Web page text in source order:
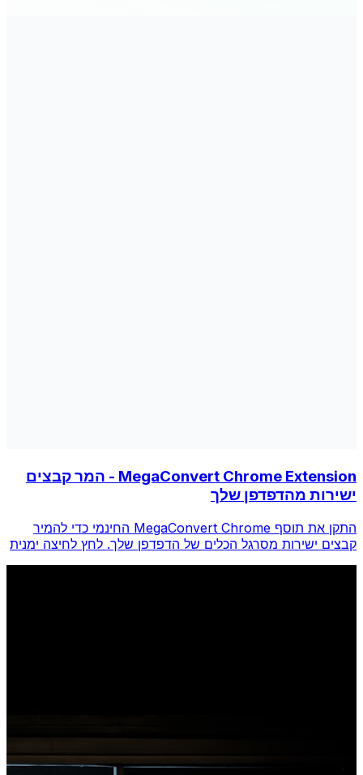
MegaConvert Chrome Extension - המר קבצים
ישירות מהדפדפן שלך
התקן את תוסף MegaConvert Chrome החינמי כדי להמיר
קבצים ישירות מסרגל הכלים של הדפדפן שלך. לחץ לחיצה ימנית